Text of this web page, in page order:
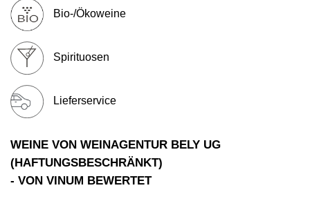
Bio-/Ökoweine
Spirituosen
Lieferservice
WEINE VON WEINAGENTUR BELY UG
(HAFTUNGSBESCHRÄNKT)
- VON VINUM BEWERTET